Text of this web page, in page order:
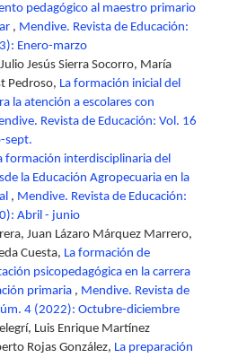
pedagógico al maestro primario
, Mendive. Revista de Educación:
Enero-marzo
Jesús Sierra Socorro, María
Pedroso, La formación inicial del
la atención a escolares con
Revista de Educación: Vol. 16
sept.
formación interdisciplinaria del
la Educación Agropecuaria en la
, Mendive. Revista de Educación:
Abril - junio
Juan Lázaro Márquez Marrero,
Cuesta, La formación de
psicopedagógica en la carrera
primaria , Mendive. Revista de
4 (2022): Octubre-diciembre
Luis Enrique Martínez
Rojas González, La preparación